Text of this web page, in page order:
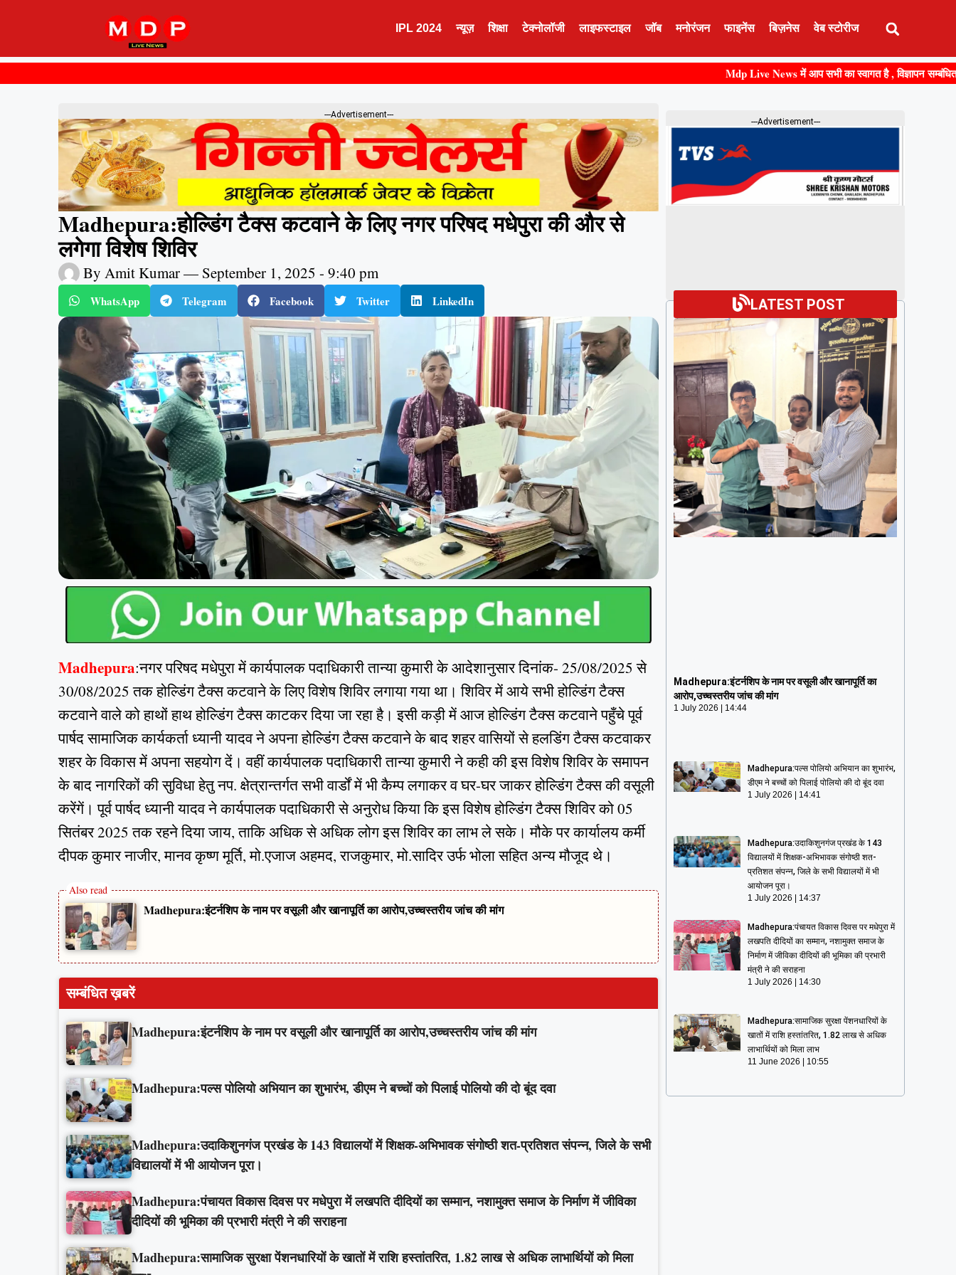
IPL 2024 न्यूज़ शिक्षा टेक्नोलॉजी लाइफस्टाइल जॉब मनोरंजन फाइनेंस बिज़नेस वेब स्टोरीज
Mdp Live News में आप सभी का स्वागत है , विज्ञापन सम्बंधित किसी भी
---Advertisement---
Madhepura:होल्डिंग टैक्स कटवाने के लिए नगर परिषद मधेपुरा की और से
लगेगा विशेष शिविर
By Amit Kumar— September 1, 2025 - 9:40 pm
WhatsApp Telegram Facebook Twitter LinkedIn
Madhepura:नगर परिषद मधेपुरा में कार्यपालक पदाधिकारी तान्या कुमारी के आदेशानुसार दिनांक- 25/08/2025 से
30/08/2025 तक होल्डिंग टैक्स कटवाने के लिए विशेष शिविर लगाया गया था। शिविर में आये सभी होल्डिंग टैक्स
कटवाने वाले को हाथों हाथ होल्डिंग टैक्स काटकर दिया जा रहा है। इसी कड़ी में आज होल्डिंग टैक्स कटवाने पहुँचे पूर्व
पार्षद सामाजिक कार्यकर्ता ध्यानी यादव ने अपना होल्डिंग टैक्स कटवाने के बाद शहर वासियों से हलडिंग टैक्स कटवाकर
शहर के विकास में अपना सहयोग दें। वहीं कार्यपालक पदाधिकारी तान्या कुमारी ने कही की इस विशेष शिविर के समापन
के बाद नागरिकों की सुविधा हेतु नप. क्षेत्रान्तर्गत सभी वार्डों में भी कैम्प लगाकर व घर-घर जाकर होल्डिंग टैक्स की वसूली
करेंगें। पूर्व पार्षद ध्यानी यादव ने कार्यपालक पदाधिकारी से अनुरोध किया कि इस विशेष होल्डिंग टैक्स शिविर को 05
सितंबर 2025 तक रहने दिया जाय, ताकि अधिक से अधिक लोग इस शिविर का लाभ ले सके। मौके पर कार्यालय कर्मी
दीपक कुमार नाजीर, मानव कृष्ण मूर्ति, मो.एजाज अहमद, राजकुमार, मो.सादिर उर्फ भोला सहित अन्य मौजूद थे।
Madhepura:इंटर्नशिप के नाम पर वसूली और खानापूर्ति का आरोप,उच्चस्तरीय जांच की मांग
सम्बंधित ख़बरें
Madhepura:इंटर्नशिप के नाम पर वसूली और खानापूर्ति का आरोप,उच्चस्तरीय जांच की मांग
Madhepura:पल्स पोलियो अभियान का शुभारंभ, डीएम ने बच्चों को पिलाई पोलियो की दो बूंद दवा
Madhepura:उदाकिशुनगंज प्रखंड के 143 विद्यालयों में शिक्षक-अभिभावक संगोष्ठी शत-प्रतिशत संपन्न, जिले के सभी
विद्यालयों में भी आयोजन पूरा।
Madhepura:पंचायत विकास दिवस पर मधेपुरा में लखपति दीदियों का सम्मान, नशामुक्त समाज के निर्माण में जीविका
दीदियों की भूमिका की प्रभारी मंत्री ने की सराहना
Madhepura:सामाजिक सुरक्षा पेंशनधारियों के खातों में राशि हस्तांतरित, 1.82 लाख से अधिक लाभार्थियों को मिला
---Advertisement---
LATEST POST
Madhepura:इंटर्नशिप के नाम पर वसूली और खानापूर्ति का
आरोप,उच्चस्तरीय जांच की मांग
1 July 2026 14:44
1 July 2026 14:44
Madhepura:पल्स पोलियो अभियान का शुभारंभ,
डीएम ने बच्चों को पिलाई पोलियो की दो बूंद दवा
1 July 2026
14:41
Madhepura:उदाकिशुनगंज प्रखंड के 143
विद्यालयों में शिक्षक-अभिभावक संगोष्ठी शत-
प्रतिशत संपन्न, जिले के सभी विद्यालयों में भी
आयोजन पूरा।
1 July 2026
14:37
Madhepura:पंचायत विकास दिवस पर मधेपुरा में
लखपति दीदियों का सम्मान, नशामुक्त समाज के
निर्माण में जीविका दीदियों की भूमिका की प्रभारी
मंत्री ने की सराहना
1 July 2026
14:30
Madhepura:सामाजिक सुरक्षा पेंशनधारियों के
खातों में राशि हस्तांतरित, 1.82 लाख से अधिक
लाभार्थियों को मिला लाभ
11 June 2026
10:55